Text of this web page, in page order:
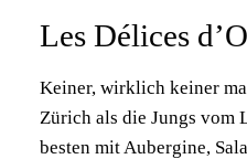
Les Délices
Keiner, wirklich keiner
Zürich als die Jungs vom
besten mit Aubergine,